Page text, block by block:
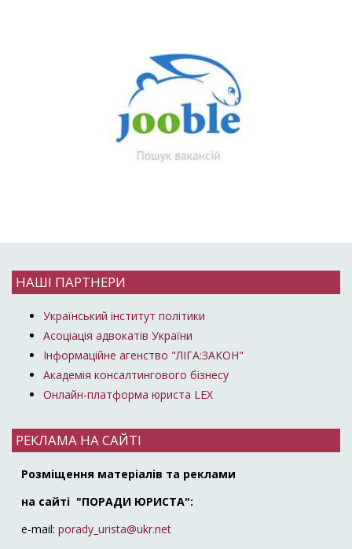
НАШІ ПАРТНЕРИ
Український інститут політики
Асоціація адвокатів України
Інформаційне агенство "ЛІГА:ЗАКОН"
Академія консалтингового бізнесу
Онлайн-платформа юриста LEX
РЕКЛАМА НА САЙТІ
Розміщення матеріалів та реклами
на сайті "ПОРАДИ ЮРИСТА":
e-mail: porady_urista@ukr.net